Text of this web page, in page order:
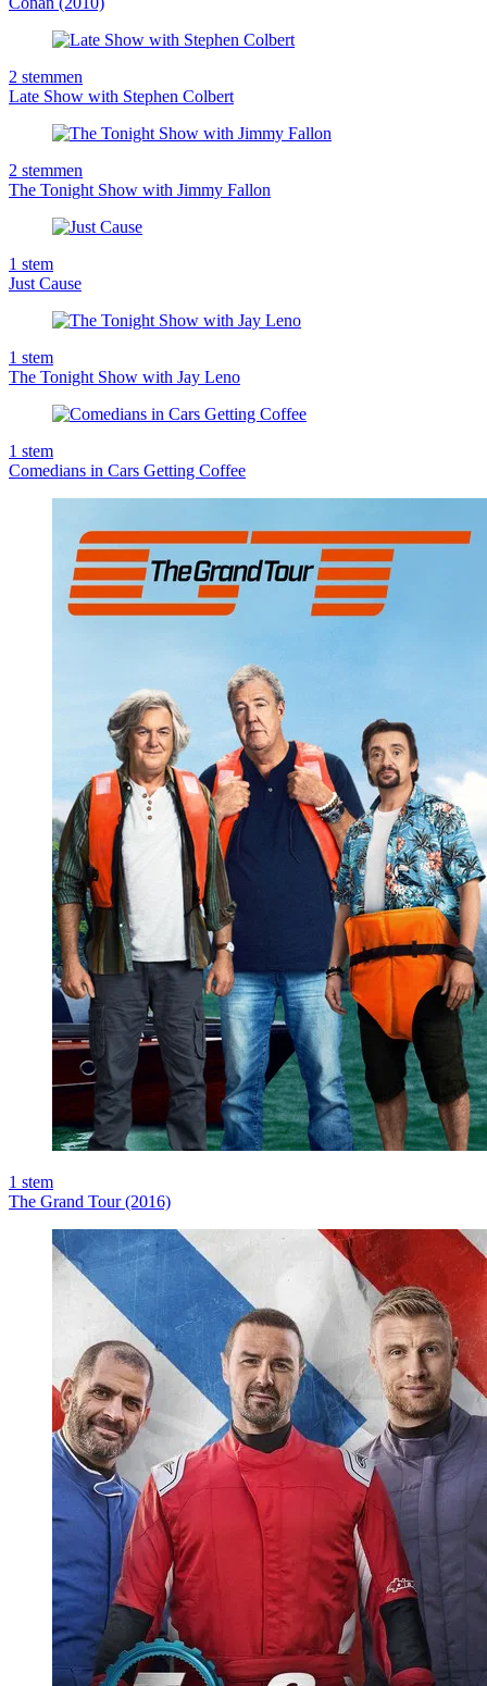
2 stemmen
Late Show with Stephen Colbert
2 stemmen
The Tonight Show with Jimmy Fallon
1 stem
Just Cause
1 stem
The Tonight Show with Jay Leno
1 stem
Comedians in Cars Getting Coffee
1 stem
The Grand Tour (2016)